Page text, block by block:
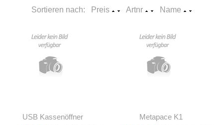
Sortieren nach: Preis Artnr Name
USB Kassenöffner
Metapace K1